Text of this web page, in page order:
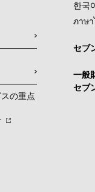
の重点
한국
ภาษา
セブ
一般
セブ